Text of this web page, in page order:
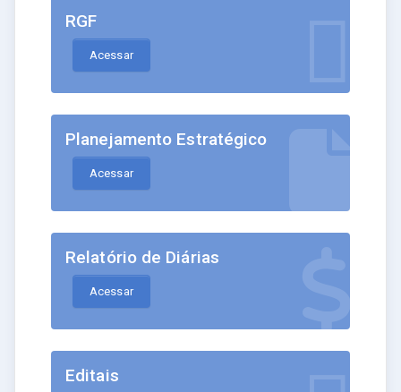
RGF
Acessar
Planejamento Estratégico
Acessar
Relatório de Diárias
Acessar
Editais